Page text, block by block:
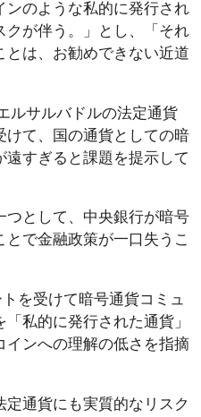
ンのような私的に発行され
クが伴う。」とし、「それ
とは、お勧めできない近道
ルサルバドルの法定通貨
けて、国の通貨としての暗
すぎると課題を提示して
つとして、中央銀行が暗号
で金融政策が一口失うこ
を受けて暗号通貨コミュ
私的に発行された通貨」
インへの理解の低さを指摘
定通貨にも実質的なリスク